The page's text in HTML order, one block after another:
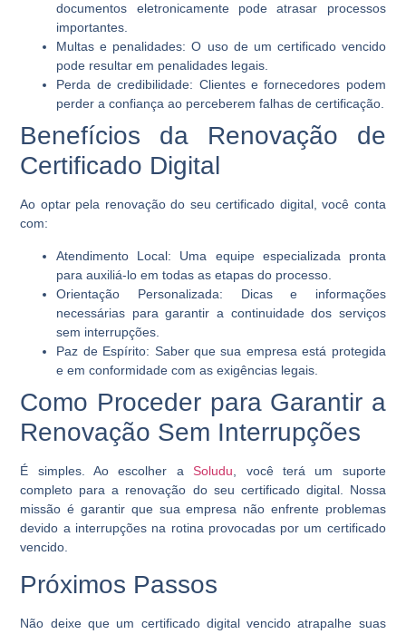
documentos eletronicamente pode atrasar processos
importantes.
Multas e penalidades: O uso de um certificado vencido
pode resultar em penalidades legais.
Perda de credibilidade: Clientes e fornecedores podem
perder a confiança ao perceberem falhas de certificação.
Benefícios da Renovação de
Certificado Digital
Ao optar pela renovação do seu certificado digital, você conta
com:
Atendimento Local: Uma equipe especializada pronta
para auxiliá-lo em todas as etapas do processo.
Orientação Personalizada: Dicas e informações
necessárias para garantir a continuidade dos serviços
sem interrupções.
Paz de Espírito: Saber que sua empresa está protegida
e em conformidade com as exigências legais.
Como Proceder para Garantir a
Renovação Sem Interrupções
É simples. Ao escolher aSoludu , você terá um suporte
completo para a renovação do seu certificado digital. Nossa
missão é garantir que sua empresa não enfrente problemas
devido a interrupções na rotina provocadas por um certificado
vencido.
Próximos Passos
Não deixe que um certificado digital vencido atrapalhe suas